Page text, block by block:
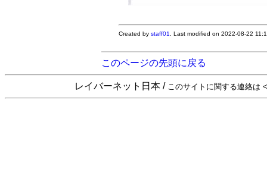
Created bystaff01. Last modified on 2022-08-22
このページの先頭に戻る
レイバーネット日本 / このサイトに関する連絡は